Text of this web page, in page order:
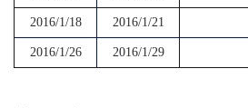
2016/1/18 2016/1/21
2016/1/26 2016/1/29